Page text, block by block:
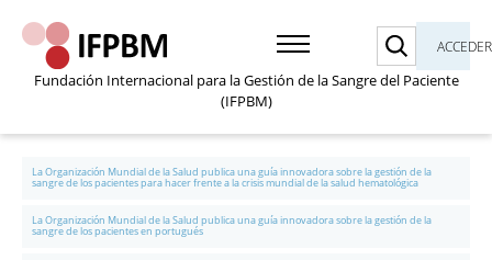
ACCEDER
Fundación Internacional para la Gestión de la Sangre del Paciente
(IFPBM)
La Organización Mundial de la Salud publica una guía innovadora sobre la gestión de la
sangre de los pacientes para hacer frente a la crisis mundial de la salud hematológica
La Organización Mundial de la Salud publica una guía innovadora sobre la gestión de la
sangre de los pacientes en portugués